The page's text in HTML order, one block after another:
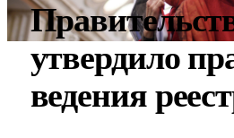
утвердило
ведения